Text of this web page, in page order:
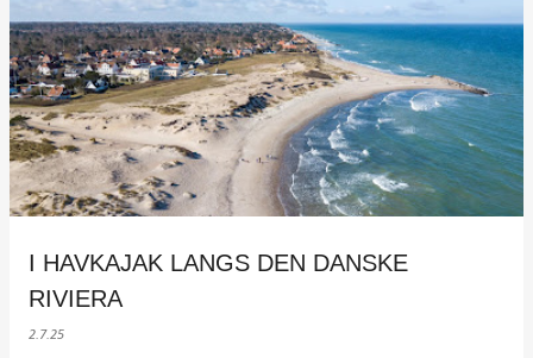
I HAVKAJAK LANGS DEN DANSKE
RIVIERA
2.7.25